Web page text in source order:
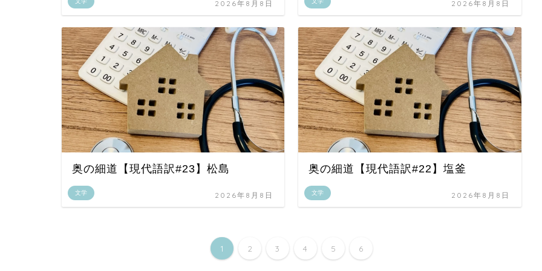
2026年8月8日 2026年8月8日
文学
奥の細道【現代語訳#23】松島
2026年8月8日 文学
奥の細道【現代語訳#22】塩釜
2026年8月8日
1 2 3 4 5 6